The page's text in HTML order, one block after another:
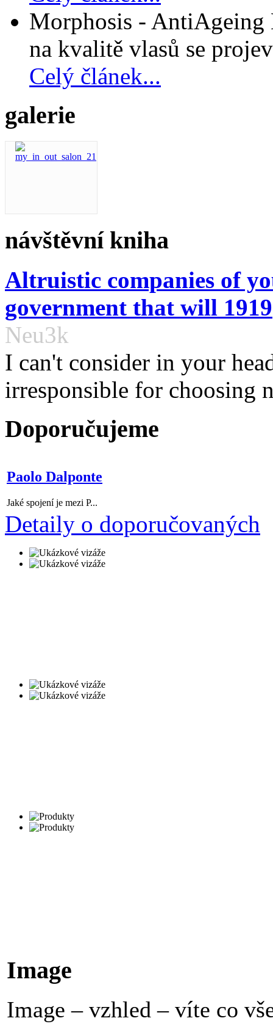
Morphosis - AntiAgeing
na kvalitě vlasů se
Celý článek...
galerie
návštěvní kniha
Altruistic companies of
government that will 1919
Neu3k
I can't consider in your
irresponsible for choosing
Doporučujeme
Paolo Dalponte
Jaké spojení je mezi P...
Detaily o doporučovaných
Image
Image – vzhled – víte co